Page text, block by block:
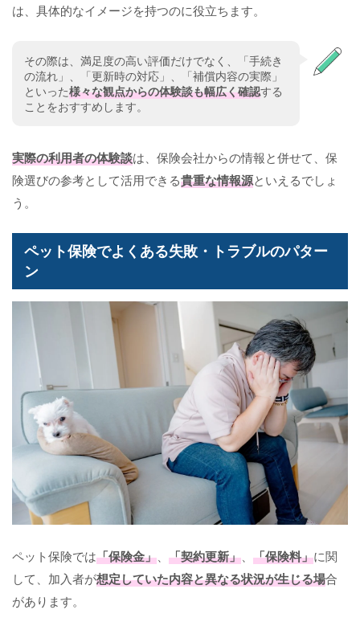
は、具体的なイメージを持つのに役立ちます。
その際は、満足度の高い評価だけでなく、「手続き
の流れ」、「更新時の対応」、「補償内容の実際」
といった様々な観点からの体験談も幅広く確認する
ことをおすすめします。
実際の利用者の体験談は、保険会社からの情報と併せて、保
険選びの参考として活用できる貴重な情報源といえるでしょ
う。
ペット保険でよくある失敗・トラブルのパター
ン
ペット保険では「保険金」 「契約更新」 「保険料」に関
して、加入者が想定していた内容と異なる状況が生じる場合
があります。